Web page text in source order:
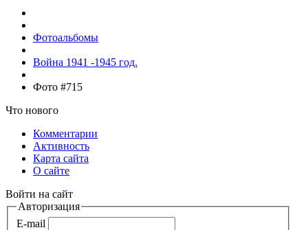
Фотоальбомы
Война 1941 -1945 год.
Фото #715
Что нового
Комментарии
Активность
Карта сайта
О сайте
Войти на сайт
Авторизация
E-mail